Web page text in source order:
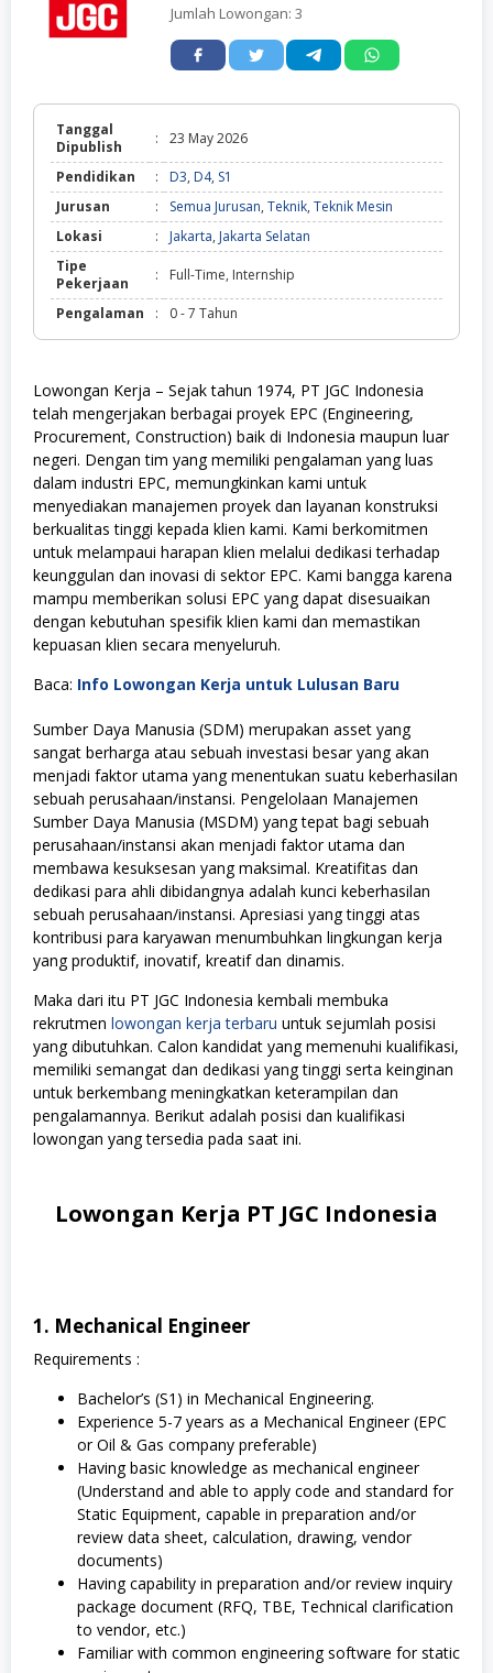
Jumlah Lowongan: 3
Tanggal
Dipublish
: 23 May 2026
Pendidikan : D3, D4, S1
Jurusan
: Semua Jurusan, Teknik, Teknik Mesin
Lokasi
: Jakarta, Jakarta Selatan
Tipe
Pekerjaan
: Full-Time, Internship
Pengalaman : 0 - 7 Tahun
Lowongan Kerja – Sejak tahun 1974, PT JGC Indonesia
telah mengerjakan berbagai proyek EPC (Engineering,
Procurement, Construction) baik di Indonesia maupun luar
negeri. Dengan tim yang memiliki pengalaman yang luas
dalam industri EPC, memungkinkan kami untuk
menyediakan manajemen proyek dan layanan konstruksi
berkualitas tinggi kepada klien kami. Kami berkomitmen
untuk melampaui harapan klien melalui dedikasi terhadap
keunggulan dan inovasi di sektor EPC. Kami bangga karena
mampu memberikan solusi EPC yang dapat disesuaikan
dengan kebutuhan spesifik klien kami dan memastikan
kepuasan klien secara menyeluruh.
Baca: Info Lowongan Kerja untuk Lulusan Baru
Sumber Daya Manusia (SDM) merupakan asset yang
sangat berharga atau sebuah investasi besar yang akan
menjadi faktor utama yang menentukan suatu keberhasilan
sebuah perusahaan/instansi. Pengelolaan Manajemen
Sumber Daya Manusia (MSDM) yang tepat bagi sebuah
perusahaan/instansi akan menjadi faktor utama dan
membawa kesuksesan yang maksimal. Kreatifitas dan
dedikasi para ahli dibidangnya adalah kunci keberhasilan
sebuah perusahaan/instansi. Apresiasi yang tinggi atas
kontribusi para karyawan menumbuhkan lingkungan kerja
yang produktif, inovatif, kreatif dan dinamis.
Maka dari itu PT JGC Indonesia kembali membuka
rekrutmen lowongan kerja terbaru untuk sejumlah posisi
yang dibutuhkan. Calon kandidat yang memenuhi kualifikasi,
memiliki semangat dan dedikasi yang tinggi serta keinginan
untuk berkembang meningkatkan keterampilan dan
pengalamannya. Berikut adalah posisi dan kualifikasi
lowongan yang tersedia pada saat ini.
Lowongan Kerja PT JGC Indonesia
1. Mechanical Engineer
Requirements :
Bachelor’s (S1) in Mechanical Engineering.
Experience 5-7 years as a Mechanical Engineer (EPC
or Oil & Gas company preferable)
Having basic knowledge as mechanical engineer
(Understand and able to apply code and standard for
Static Equipment, capable in preparation and/or
review data sheet, calculation, drawing, vendor
documents)
Having capability in preparation and/or review inquiry
package document (RFQ, TBE, Technical clarification
to vendor, etc.)
Familiar with common engineering software for static